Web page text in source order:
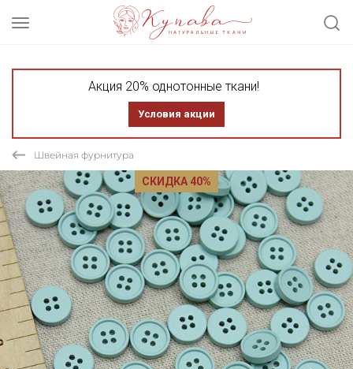
Акция 20% однотонные ткани!
Условия акции
Швейная фурнитура
СКИДКА 40%